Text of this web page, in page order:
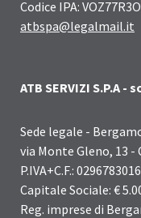
Codice IPA: VOZ77R3O
atbspa@legalmail.it
ATB SERVIZI S.P.A
Sede legale -
via Monte Gleno, 13 -
P.IVA+C.F.:
Capitale Sociale: €
Reg. imprese di